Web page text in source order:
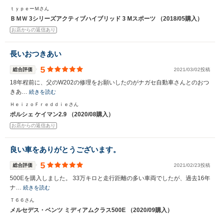
ｔｙｐｅーＭさん
ＢＭＷ 3シリーズアクティブハイブリッド 3 Mスポーツ （2018/05購入）
お店からの返信あり
長いおつきあい
総合評価 5 2021/03/02投稿
18年程前に、父のW202の修理をお願いしたのがナガセ自動車さんとのおつ
きあ… 続きを読む
ＨｅｉｚｏＦｒｅｄｄｉｅさん
ポルシェ ケイマン2.9 （2020/08購入）
お店からの返信あり
良い車をありがとうございます。
総合評価 5 2021/02/23投稿
500Eを購入しました。 33万キロと走行距離の多い車両でしたが、過去16年
ナ… 続きを読む
Ｔ６６さん
メルセデス・ベンツ ミディアムクラス500E （2020/09購入）